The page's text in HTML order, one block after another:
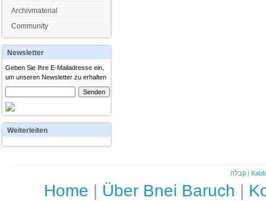
Archivmaterial
Community
Newsletter
Geben Sie Ihre E-Mailadresse ein,
um unseren Newsletter zu erhalten
Weiterleiten
קבלה
Home Über Bnei Baruch